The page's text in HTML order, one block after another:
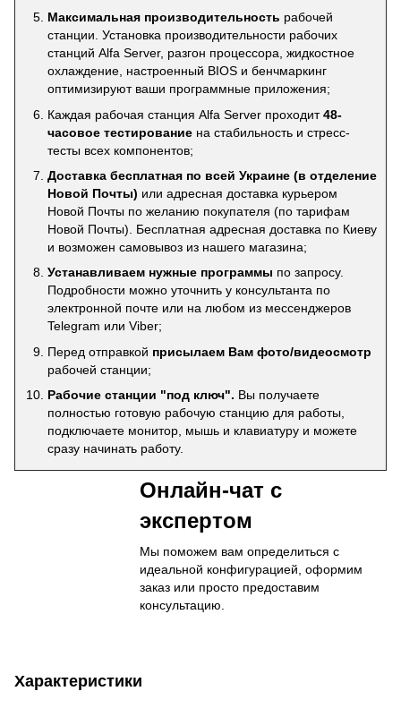
Максимальная производительность рабочей
станции. Установка производительности рабочих
станций Alfa Server, разгон процессора, жидкостное
охлаждение, настроенный BIOS и бенчмаркинг
оптимизируют ваши программные приложения;
Каждая рабочая станция Alfa Server проходит48-
часовое тестирование на стабильность и стресс-
тесты всех компонентов;
Доставка бесплатная по всей Украине (в отделение
Новой Почты) или адресная доставка курьером
Новой Почты по желанию покупателя (по тарифам
Новой Почты). Бесплатная адресная доставка по Киеву
и возможен самовывоз из нашего магазина;
Устанавливаем нужные программы по запросу.
Подробности можно уточнить у консультанта по
электронной почте или на любом из мессенджеров
Telegram или Viber;
Перед отправкой присылаем Вам фото/видеосмотр
рабочей станции;
Рабочие станции "под ключ". Вы получаете
полностью готовую рабочую станцию для работы,
подключаете монитор, мышь и клавиатуру и можете
сразу начинать работу.
Онлайн-чат с
экспертом
Мы поможем вам определиться с
идеальной конфигурацией, оформим
заказ или просто предоставим
консультацию.
Характеристики